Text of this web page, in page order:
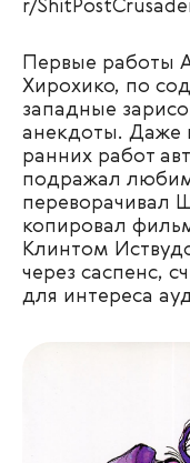
Первые работы
Хирохико, по
западные
анекдоты. Даже
ранних работ
подражал
переворачивал
копировал
Клинтом
через саспенс,
для интереса